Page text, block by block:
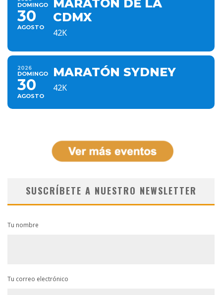
DOMINGO
30
AGOSTO
MARATÓN DE LA
CDMX
42K
2026
DOMINGO
30
AGOSTO
MARATÓN SYDNEY
42K
SUSCRÍBETE A NUESTRO NEWSLETTER
Tu nombre
Tu correo electrónico